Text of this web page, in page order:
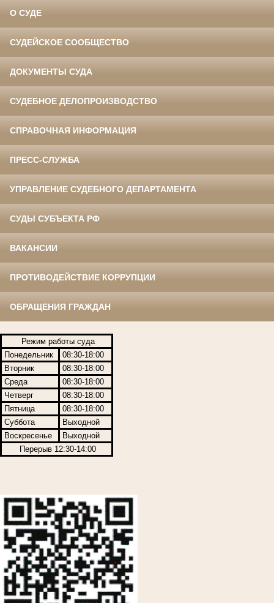
О СУДЕ
СУДЕЙСКОЕ СООБЩЕСТВО
ДОКУМЕНТЫ СУДА
СУДЕБНОЕ ДЕЛОПРОИЗВОДСТВО
СПРАВОЧНАЯ ИНФОРМАЦИЯ
ПРЕСС-СЛУЖБА
УПРАВЛЕНИЕ СУДЕБНОГО ДЕПАРТАМЕНТА
СУДЫ СУБЪЕКТА РФ
ВАКАНСИИ
ПРОТИВОДЕЙСТВИЕ КОРРУПЦИИ
ОБРАЩЕНИЯ ГРАЖДАН
Режим работы суда
Понедельник
08:30-18:00
Вторник
08:30-18:00
Среда
08:30-18:00
Четверг
08:30-18:00
Пятница
08:30-18:00
Суббота
Выходной
Воскресенье
Выходной
Перерыв 12:30-14:00